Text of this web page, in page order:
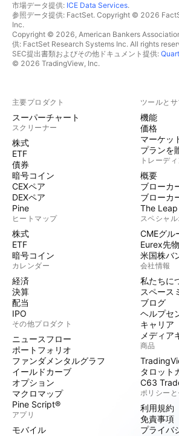
市場データ提供: ICE Data Services.
参照データ提供: FactSet. Copyright © 2026
Inc.
Copyright © 2026, American Bankers
供: FactSet Research Systems Inc. All rights
SEC提出書類およびその他ドキュメント提供:
© 2026 TradingView, Inc.
主要プロダクト
スーパーチャート
スクリーナー
株式
ETF
債券
暗号コイン
CEXペア
DEXペア
Pine
ヒートマップ
株式
ETF
暗号コイン
カレンダー
経済
決算
配当
IPO
その他プロダクト
ニュースフロー
ポートフォリオ
ファンダメンタルグラフ
イールドカーブ
オプション
マクロマップ
Pine Script®
アプリ
モバイル
ツールと
機能
価格
マーケッ
プランを
トレーデ
概要
ブローカ
ブローカ
The Leap
スペシャ
CMEグル
Eurex先物
米国株バ
会社情報
私たちに
スペース
ブログ
ヘルプセ
キャリア
メディア
商品
タロット
C63
ポリシー
利用規約
免責事項
プライバ